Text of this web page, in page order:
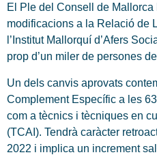
El Ple del Consell de
modificacions a la Relació de
l’Institut Mallorquí d’Afers
prop d’un miler de persones
Un dels canvis aprovats
Complement Específic a les
com a tècnics i tècniques en
(TCAI). Tendrà caràcter
2022 i implica un increment